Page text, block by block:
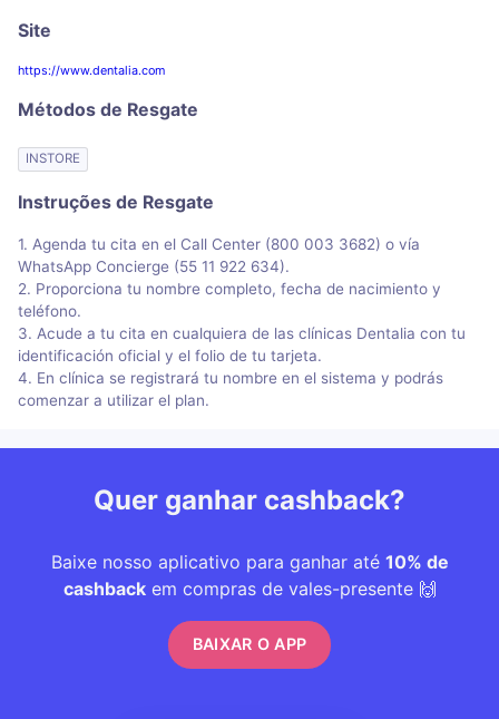
Site
https://www.dentalia.com
Métodos de Resgate
INSTORE
Instruções de Resgate
1. Agenda tu cita en el Call Center (800 003 3682) o vía
WhatsApp Concierge (55 11 922 634).
2. Proporciona tu nombre completo, fecha de nacimiento y
teléfono.
3. Acude a tu cita en cualquiera de las clínicas Dentalia con tu
identificación oficial y el folio de tu tarjeta.
4. En clínica se registrará tu nombre en el sistema y podrás
comenzar a utilizar el plan.
Quer ganhar cashback?
Baixe nosso aplicativo para ganhar até 10% de
cashbackem compras de vales-presente 🙌
BAIXAR O APP